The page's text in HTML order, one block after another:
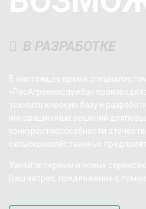
В РАЗРАБОТКЕ
В настоящее время
«РосАгрохимслужба»
технологическую базу и
инновационных решений для
конкурентоспособности
сельскохозяйственных
Узнайте первым о новых
Ваш запрос, предложение с